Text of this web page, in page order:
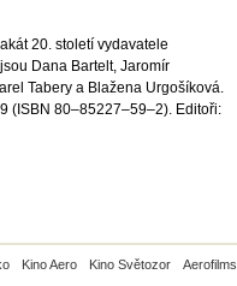
20. století vydavatele
Dana Bartelt, Jaromír
Tabery a Blažena Urgošíková.
(ISBN 80–85227–59–2). Editoři:
Kino Aero Kino Světozor Aerofilms